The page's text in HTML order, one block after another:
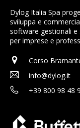
Dylog Italia Spa
sviluppa e
software gestionali e
per imprese e
Corso
info@dylog.it
+39 800 98 48